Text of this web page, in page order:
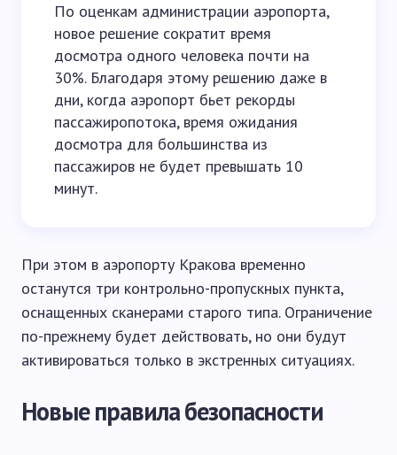
По оценкам администрации аэропорта,
новое решение сократит время
досмотра одного человека почти на
30%. Благодаря этому решению даже в
дни, когда аэропорт бьет рекорды
пассажиропотока, время ожидания
досмотра для большинства из
пассажиров не будет превышать 10
минут.
При этом в аэропорту Кракова временно
останутся три контрольно-пропускных пункта,
оснащенных сканерами старого типа. Ограничение
по-прежнему будет действовать, но они будут
активироваться только в экстренных ситуациях.
Новые правила безопасности